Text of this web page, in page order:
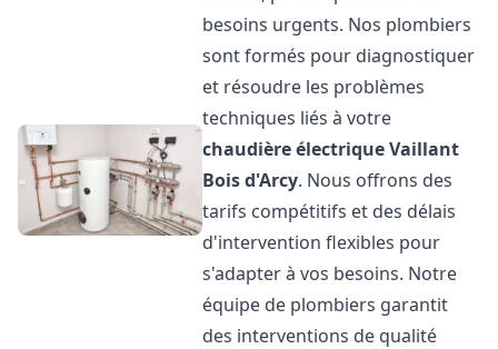
besoins urgents. Nos plombiers
sont formés pour diagnostiquer
et résoudre les problèmes
techniques liés à votre
chaudière électrique Vaillant
Bois d'Arcy. Nous offrons des
tarifs compétitifs et des délais
d'intervention flexibles pour
s'adapter à vos besoins. Notre
équipe de plombiers garantit
des interventions de qualité